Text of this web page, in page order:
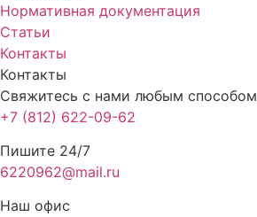
Нормативная документация
Статьи
Контакты
Контакты
Свяжитесь с нами любым способом
+7 (812) 622-09-62
Пишите 24/7
6220962@mail.ru
Наш офис